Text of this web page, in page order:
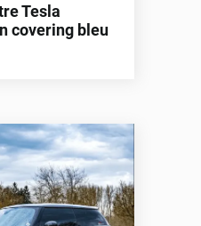
Tesla
covering bleu